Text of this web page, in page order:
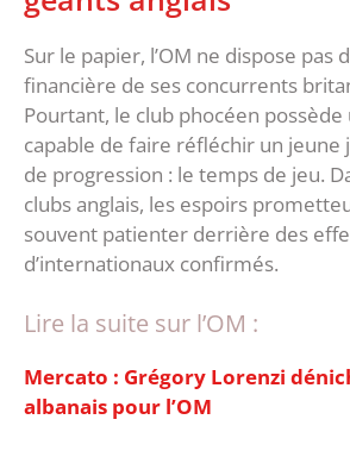
‎Sur le papier, l’OM ne dispose pas
financière de ses concurrents
Pourtant, le club phocéen possède
capable de faire réfléchir un jeune
de progression : le temps de jeu.
clubs anglais, les espoirs
souvent patienter derrière des
d’internationaux confirmés.
Lire la suite sur l’OM :
Mercato : Grégory Lorenzi
albanais pour l’OM